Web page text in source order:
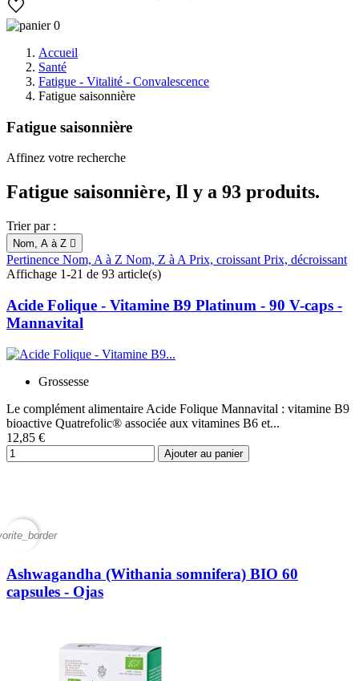
0
Accueil
Santé
Fatigue - Vitalité - Convalescence
Fatigue saisonnière
Fatigue saisonnière
Affinez votre recherche
Fatigue saisonnière, Il y a 93 produits.
Trier par :
Nom, A à Z 
Pertinence Nom, A à Z Nom, Z à A Prix, croissant Prix, décroissant
Affichage 1-21 de 93 article(s)
Acide Folique - Vitamine B9 Platinum - 90 V-caps -
Mannavital
Grossesse
Le complément alimentaire Acide Folique Mannavital : vitamine B9
bioactive Quatrefolic® associée aux vitamines B6 et...
12,85 €
Ajouter au panier
Ashwagandha (Withania somnifera) BIO 60
capsules - Ojas